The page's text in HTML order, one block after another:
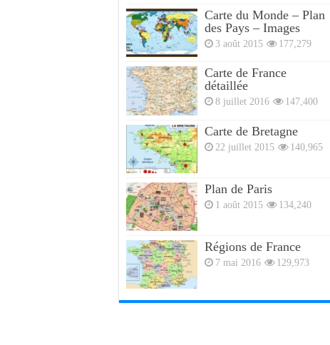
Carte du Monde – Plan
des Pays – Images
3 août 2015 177,279
Carte de France
détaillée
8 juillet 2016 147,400
Carte de Bretagne
22 juillet 2015 140,965
Plan de Paris
1 août 2015 134,240
Régions de France
7 mai 2016 129,973